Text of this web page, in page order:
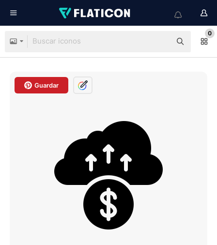
0
Guardar